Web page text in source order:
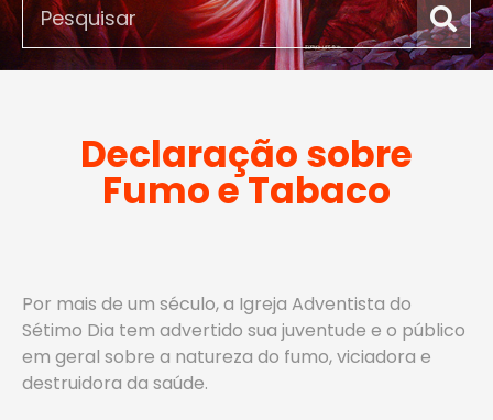
Declaração sobre
Fumo e Tabaco
Por mais de um século, a Igreja Adventista do
Sétimo Dia tem advertido sua juventude e o público
em geral sobre a natureza do fumo, viciadora e
destruidora da saúde.